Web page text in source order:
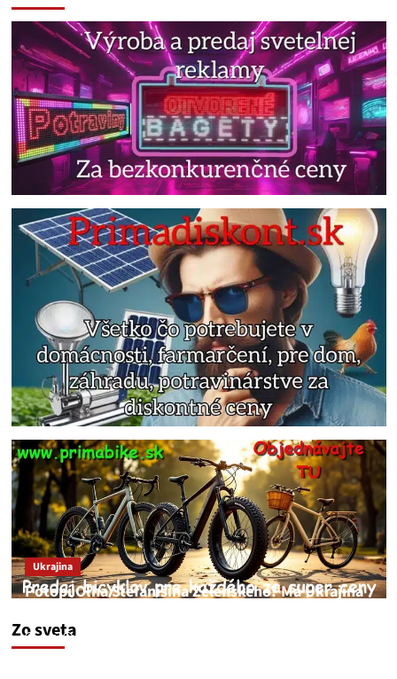
Zo sveta
Ukrajina
Potopí Oľha Stefanišina Zelenského? Má Ukrajina
JNS